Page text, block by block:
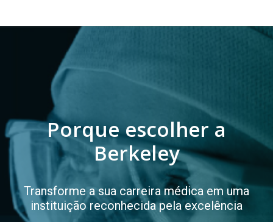
Porque escolher a
Berkeley
Transforme a sua carreira médica em uma
instituição reconhecida pela excelência